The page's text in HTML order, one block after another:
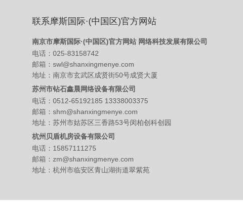
联系摩斯国际·(中国区)官方网站
南京市摩斯国际·(中国区)官方网站 网络科技发展有限公司
电话：025-83158742
邮箱：swl@shanxingmenye.com
地址：南京市玄武区成贤街50号成贤大厦
苏州市钻石鑫晨网络设备有限公司
电话：0512-65192185 13338003375
邮箱：shm@shanxingmenye.com
地址：苏州市姑苏区三香路53号闵柏创科创园
杭州贝盾机房设备有限公司
电话：15857111275
邮箱：zm@shanxingmenye.com
地址：杭州市临安区青山湖街道翠紫苑